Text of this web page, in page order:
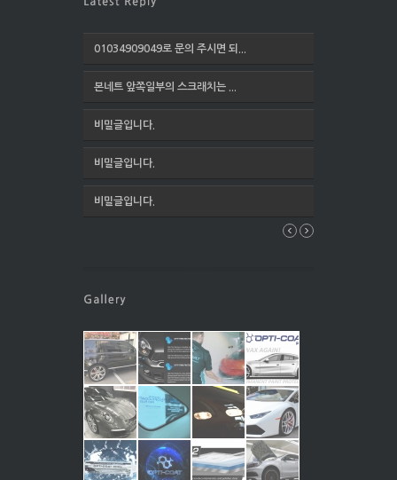
01034909049로 문의 주시면 되...
본네트 앞쪽일부의 스크래치는 ...
비밀글입니다.
비밀글입니다.
비밀글입니다.